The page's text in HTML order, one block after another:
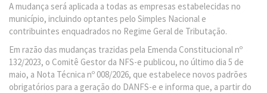
A mudança será aplicada a todas as empresas estabelecidas no
município, incluindo optantes pelo Simples Nacional e
contribuintes enquadrados no Regime Geral de Tributação.
Em razão das mudanças trazidas pela Emenda Constitucional nº
132/2023, o Comitê Gestor da NFS-e publicou, no último dia 5 de
maio, a Nota Técnica nº 008/2026, que estabelece novos padrões
obrigatórios para a geração do DANFS-e e informa que, a partir do